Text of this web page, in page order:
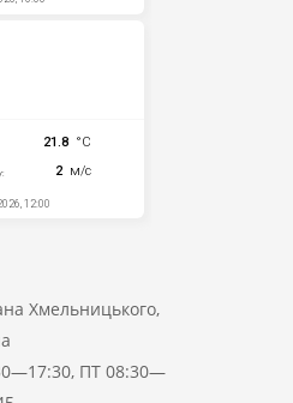
Хмельницького,
ПТ 08:30—